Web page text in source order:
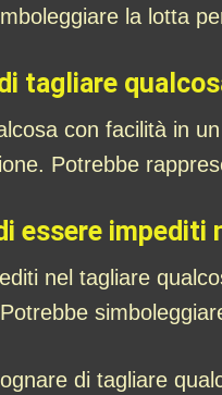
la lotta
tagliare
con facilità in
Potrebbe
essere
nel tagliare
di tagliare